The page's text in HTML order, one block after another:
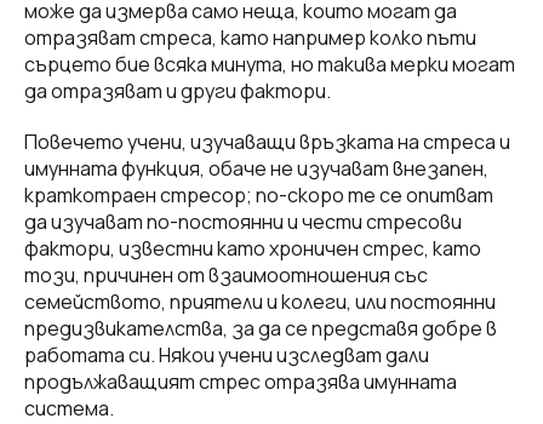
може да измерва само неща, които могат да
отразяват стреса, като например колко пъти
сърцето бие всяка минута, но такива мерки могат
да отразяват и други фактори.
Повечето учени, изучаващи връзката на стреса и
имунната функция, обаче не изучават внезапен,
краткотраен стресор; по-скоро те се опитват
да изучават по-постоянни и чести стресови
фактори, известни като хроничен стрес, като
този, причинен от взаимоотношения със
семейството, приятели и колеги, или постоянни
предизвикателства, за да се представя добре в
работата си. Някои учени изследват дали
продължаващият стрес отразява имунната
система.